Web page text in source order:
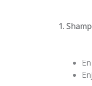
1.